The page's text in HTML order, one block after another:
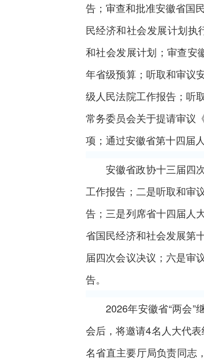
告；审查和批准安徽省国
民经济和社会发展计划执
和社会发展计划；审查安
年省级预算；听取和审议
级人民法院工作报告；听
常务委员会关于提请审议
项；通过安徽省第十四届
安徽省政协十三届四
工作报告；二是听取和审
告；三是列席省十四届人
省国民经济和社会发展第
届四次会议决议；六是审
告。
2026年安徽省“两会”
会后，将邀请4名人大代
名省直主要厅局负责同志